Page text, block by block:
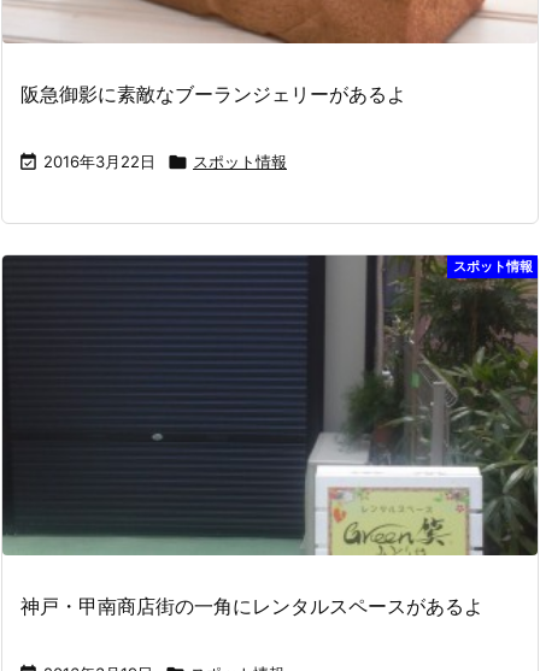
阪急御影に素敵なブーランジェリーがあるよ
 2016年3月22日  スポット情報
スポット情報
神戸・甲南商店街の一角にレンタルスペースがあるよ